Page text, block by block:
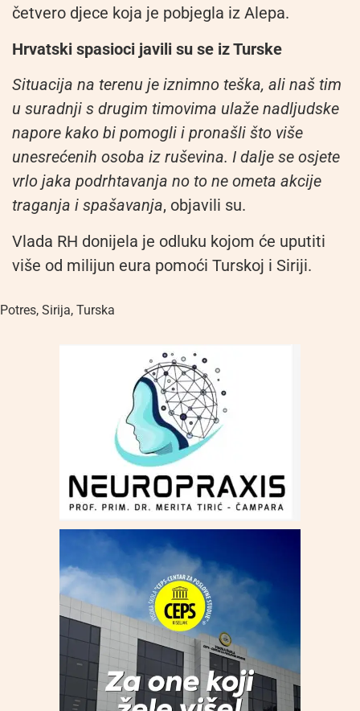
četvero djece koja je pobjegla iz Alepa.
Hrvatski spasioci javili su se iz Turske
Situacija na terenu je iznimno teška, ali naš tim
u suradnji s drugim timovima ulaže nadljudske
napore kako bi pomogli i pronašli što više
unesrećenih osoba iz ruševina. I dalje se osjete
vrlo jaka podrhtavanja no to ne ometa akcije
traganja i spašavanja, objavili su.
Vlada RH donijela je odluku kojom će uputiti
više od milijun eura pomoći Turskoj i Siriji.
Potres, Sirija, Turska